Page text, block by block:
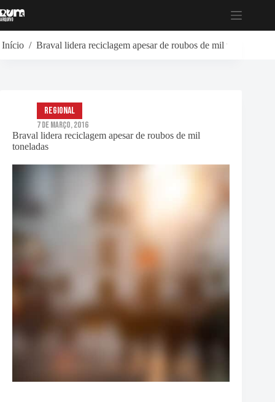
para
Início / Braval lidera reciclagem apesar de roubos de mil toneladas
Braval lidera reciclagem apesar de roubos de mil
toneladas
Regional
7 de Março, 2016